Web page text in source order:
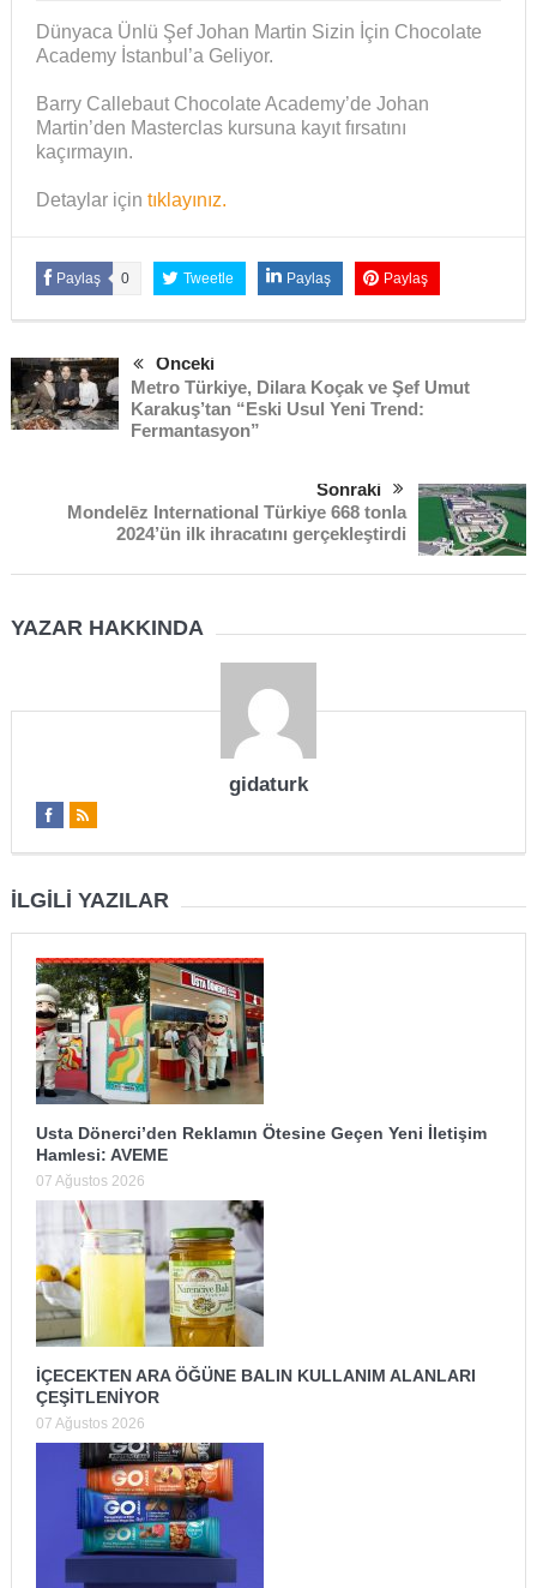
Dünyaca Ünlü Şef Johan Martin Sizin İçin Chocolate
Academy İstanbul’a Geliyor.
Barry Callebaut Chocolate Academy’de Johan
Martin’den Masterclas kursuna kayıt fırsatını
kaçırmayın.
Detaylar için tıklayınız.
Paylaş 0 Tweetle Paylaş Paylaş
Önceki
Metro Türkiye, Dilara Koçak ve Şef Umut
Karakuş’tan “Eski Usul Yeni Trend:
Fermantasyon”
Sonraki
Mondelēz International Türkiye 668 tonla
2024’ün ilk ihracatını gerçekleştirdi
YAZAR HAKKINDA
gidaturk
İLGILI YAZILAR
Usta Dönerci’den Reklamın Ötesine Geçen Yeni İletişim
Hamlesi: AVEME
07 Ağustos 2026
İÇECEKTEN ARA ÖĞÜNE BALIN KULLANIM ALANLARI
ÇEŞİTLENİYOR
07 Ağustos 2026